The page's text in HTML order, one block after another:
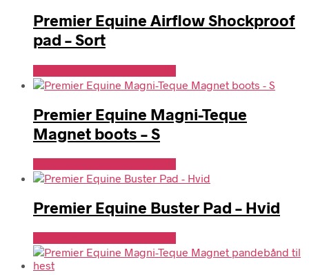
Premier Equine Airflow Shockproof
pad – Sort
Premier Equine Magni-Teque
Magnet boots – S
Premier Equine Buster Pad – Hvid